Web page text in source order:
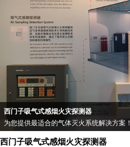
西门子吸气式感烟火灾探测器
为您提供最适合的气体灭火系统解决方案！
西门子吸气式感烟火灾探测器